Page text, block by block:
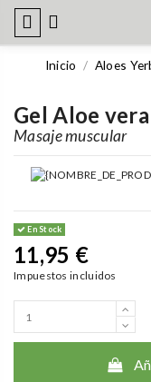
Inicio Aloes
Gel Aloe
Masaje muscular
En Stock
11,95 €
Impuestos incluidos